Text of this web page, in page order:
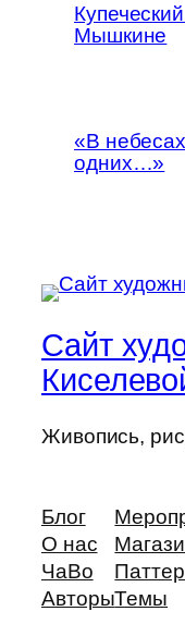
Мышкине
«В
одних…»
Сайт
Живопись,
Блог
О нас
ЧаВо
АвторыТемы